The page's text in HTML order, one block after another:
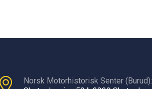
Norsk Motorhistorisk Senter (Burud):